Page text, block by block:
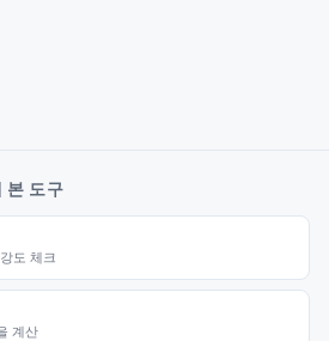
본 도구
도 체크
계산